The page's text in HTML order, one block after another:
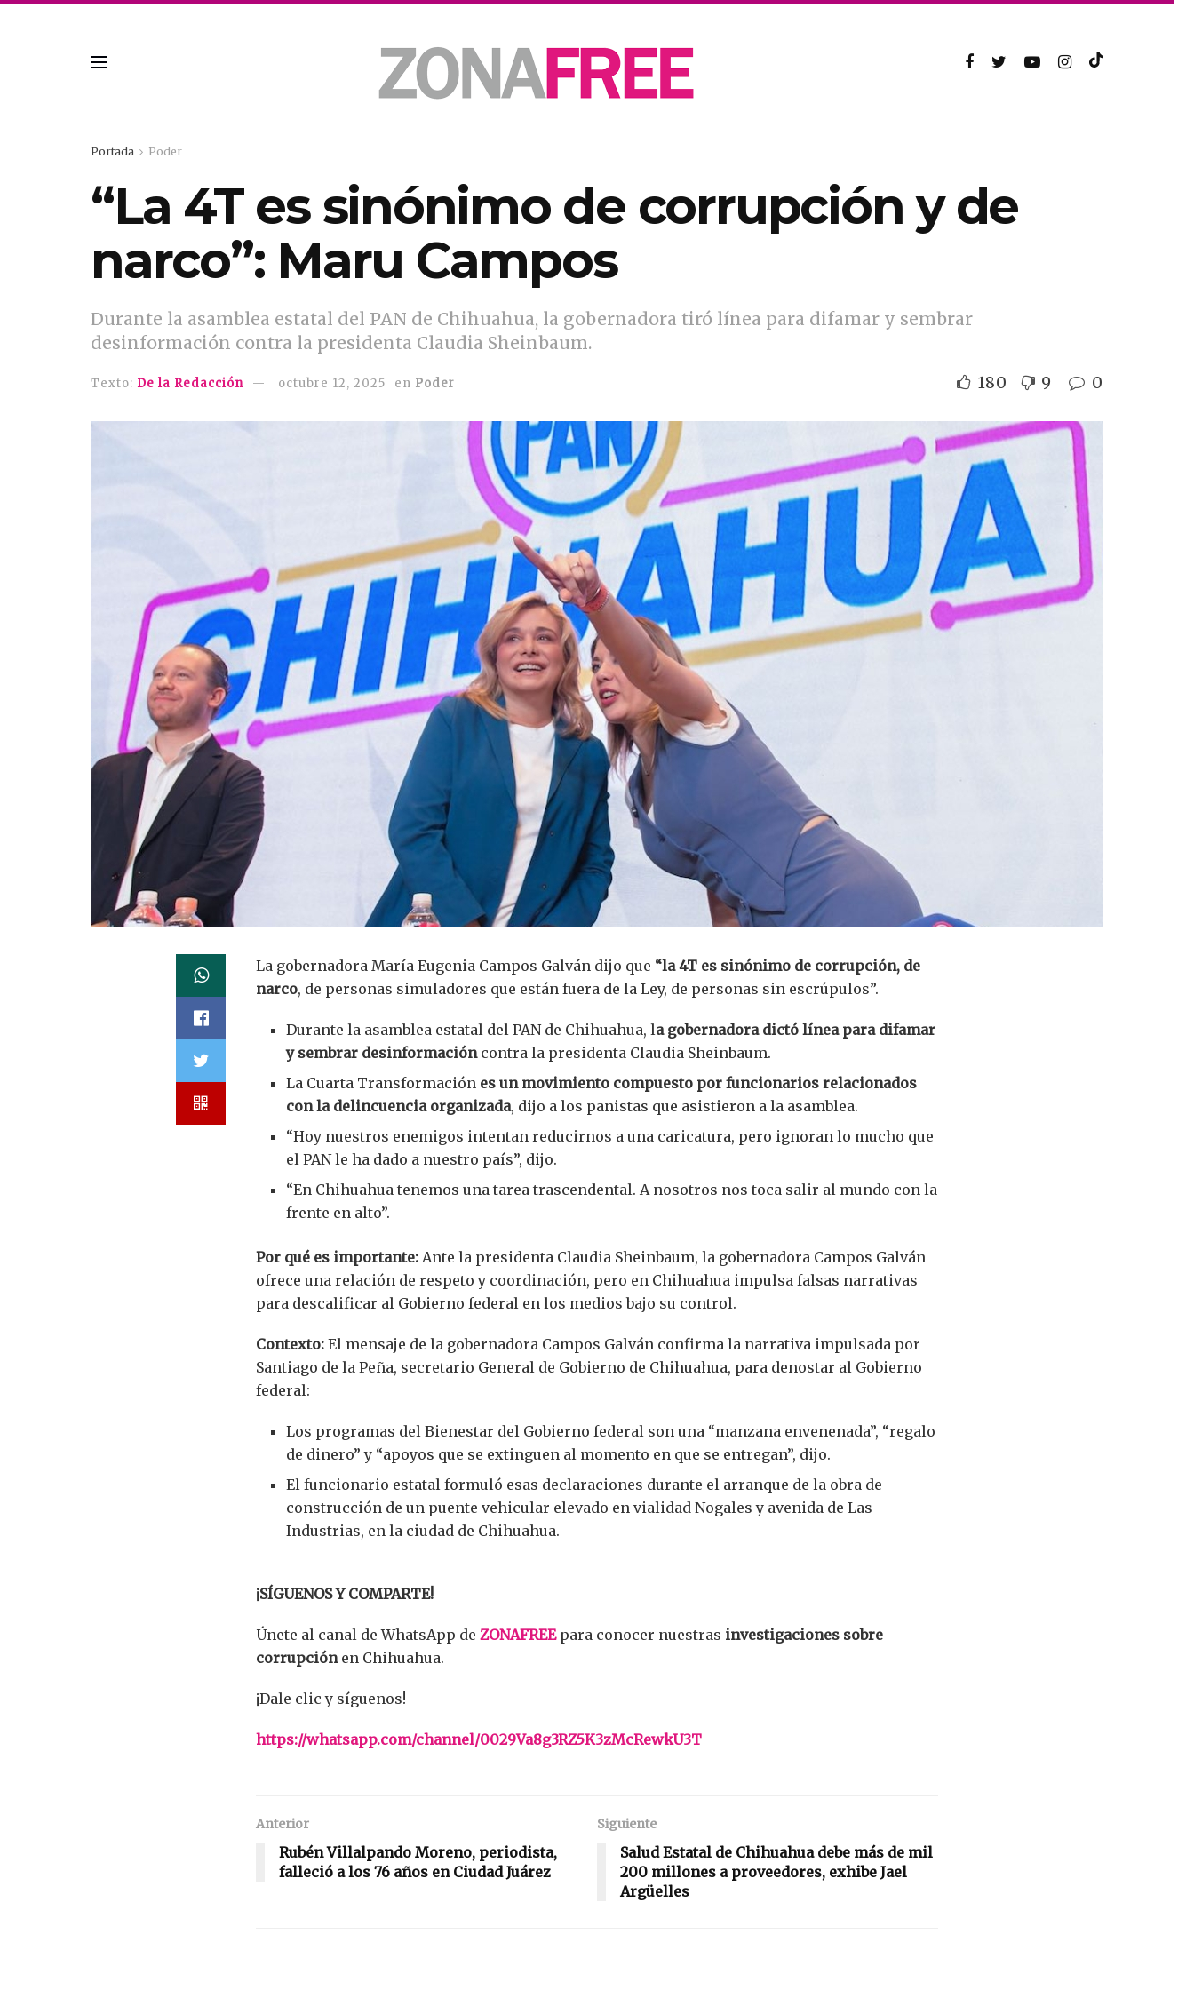
Portada Poder
“La 4T es sinónimo de corrupción y de
narco”: Maru Campos
Durante la asamblea estatal del PAN de Chihuahua, la gobernadora tiró línea para difamar y sembrar
desinformación contra la presidenta Claudia Sheinbaum.
Texto: De la Redacción octubre 12, 2025 en Poder 180 9 0
La gobernadora María Eugenia Campos Galván dijo que “la 4T es sinónimo de corrupción, de
narco, de personas simuladores que están fuera de la Ley, de personas sin escrúpulos”.
Durante la asamblea estatal del PAN de Chihuahua, la gobernadora dictó línea para difamar
y sembrar desinformacióncontra la presidenta Claudia Sheinbaum.
La Cuarta Transformación es un movimiento compuesto por funcionarios relacionados
con la delincuencia organizada, dijo a los panistas que asistieron a la asamblea.
“Hoy nuestros enemigos intentan reducirnos a una caricatura, pero ignoran lo mucho que
el PAN le ha dado a nuestro país”, dijo.
“En Chihuahua tenemos una tarea trascendental. A nosotros nos toca salir al mundo con la
frente en alto”.
Por qué es importante: Ante la presidenta Claudia Sheinbaum, la gobernadora Campos Galván
ofrece una relación de respeto y coordinación, pero en Chihuahua impulsa falsas narrativas
para descalificar al Gobierno federal en los medios bajo su control.
Contexto: El mensaje de la gobernadora Campos Galván confirma la narrativa impulsada por
Santiago de la Peña, secretario General de Gobierno de Chihuahua, para denostar al Gobierno
federal:
Los programas del Bienestar del Gobierno federal son una “manzana envenenada”, “regalo
de dinero” y “apoyos que se extinguen al momento en que se entregan”, dijo.
El funcionario estatal formuló esas declaraciones durante el arranque de la obra de
construcción de un puente vehicular elevado en vialidad Nogales y avenida de Las
Industrias, en la ciudad de Chihuahua.
¡SÍGUENOS Y COMPARTE!
Únete al canal de WhatsApp de ZONAFREEpara conocer nuestras investigaciones sobre
corrupciónen Chihuahua.
¡Dale clic y síguenos!
https://whatsapp.com/channel/0029Va8g3RZ5K3zMcRewkU3T
Anterior
Rubén Villalpando Moreno, periodista,
falleció a los 76 años en Ciudad Juárez
Siguiente
Salud Estatal de Chihuahua debe más de mil
200 millones a proveedores, exhibe Jael
Argüelles